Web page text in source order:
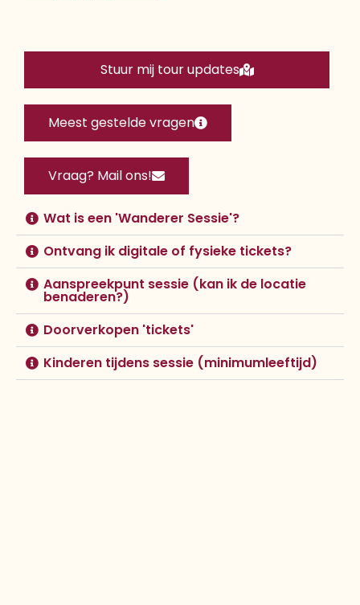
Stuur mij tour updates
Meest gestelde vragen
Vraag? Mail ons!
Wat is een 'Wanderer Sessie'?
Ontvang ik digitale of fysieke tickets?
Aanspreekpunt sessie (kan ik de locatie
benaderen?)
Doorverkopen 'tickets'
Kinderen tijdens sessie (minimumleeftijd)